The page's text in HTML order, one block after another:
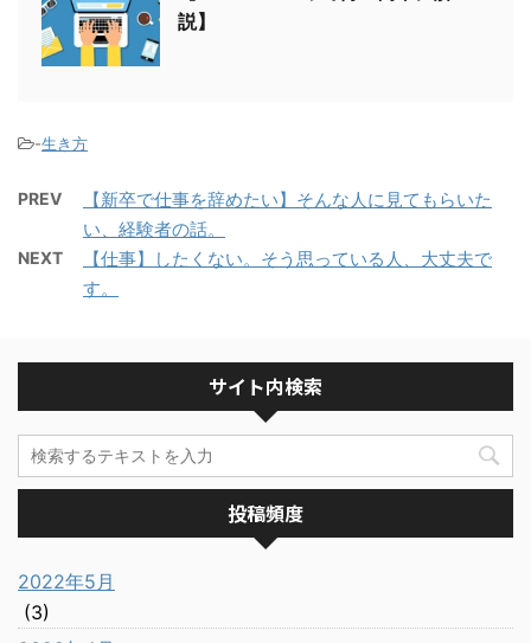
説】
-生き方
PREV
【新卒で仕事を辞めたい】そんな人に見てもらいた
い、経験者の話。
NEXT
【仕事】したくない。そう思っている人、大丈夫で
す。
サイト内検索
投稿頻度
2022年5月
(3)